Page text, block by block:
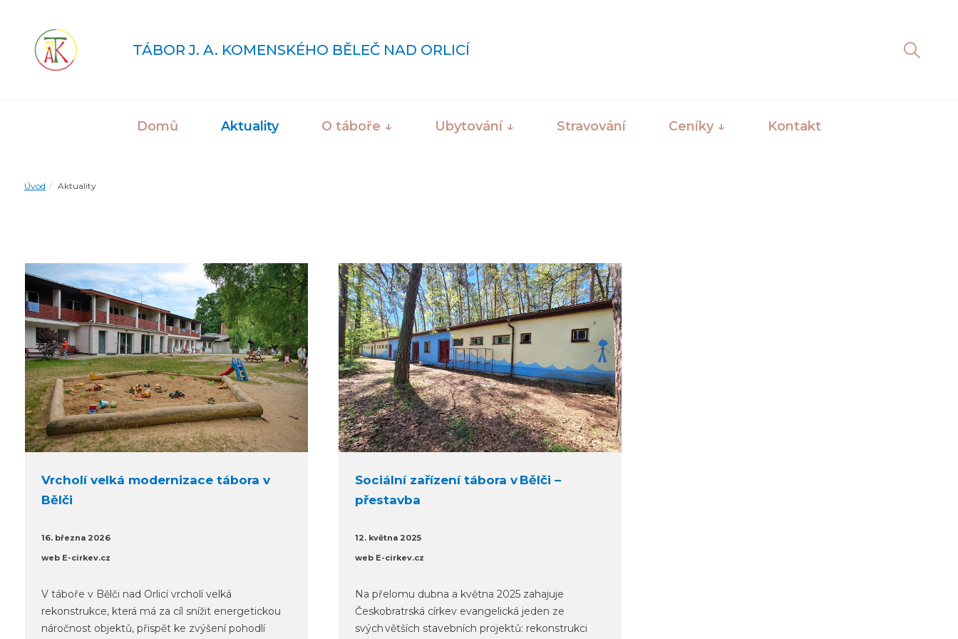
TÁBOR J. A. KOMENSKÉHO BĚLEČ NAD ORLICÍ
Domů Aktuality O táboře ↓ Ubytování ↓ Stravování Ceníky ↓ Kontakt
Úvod Aktuality
Vrcholí velká modernizace tábora v
Bělči
16. března 2026
web E-cirkev.cz
V táboře v Bělči nad Orlicí vrcholí velká
rekonstrukce, která má za cíl snížit energetickou
náročnost objektů, přispět ke zvýšení pohodlí
Sociální zařízení tábora v Bělči –
přestavba
12. května 2025
web E-cirkev.cz
Na přelomu dubna a května 2025 zahajuje
Českobratrská církev evangelická jeden ze
svých větších stavebních projektů: rekonstrukci